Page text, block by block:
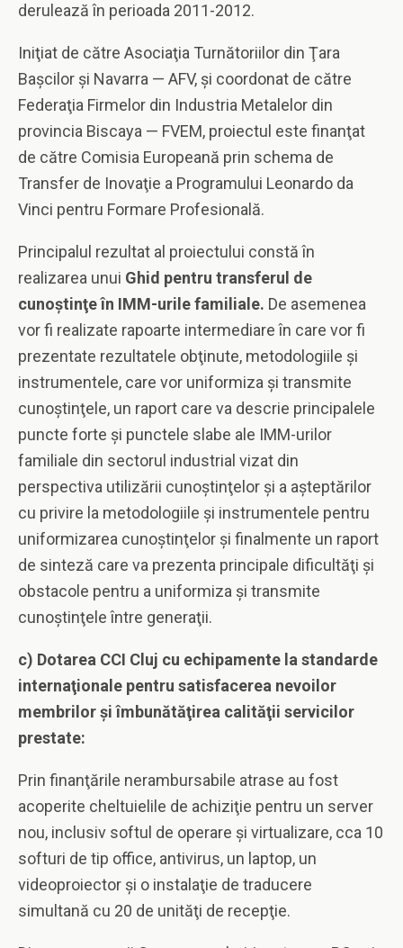
derulează în perioada 2011-2012.
Iniţiat de către Asociaţia Turnătoriilor din Ţara
Başcilor şi Navarra — AFV, şi coordonat de către
Federaţia Firmelor din Industria Metalelor din
provincia Biscaya — FVEM, proiectul este finanţat
de către Comisia Europeană prin schema de
Transfer de Inovaţie a Programului Leonardo da
Vinci pentru Formare Profesională.
Principalul rezultat al proiectului constă în
realizarea unui Ghid pentru transferul de
cunoştinţe în IMM-urile familiale. De asemenea
vor fi realizate rapoarte intermediare în care vor fi
prezentate rezultatele obţinute, metodologiile şi
instrumentele, care vor uniformiza şi transmite
cunoştinţele, un raport care va descrie principalele
puncte forte şi punctele slabe ale IMM-urilor
familiale din sectorul industrial vizat din
perspectiva utilizării cunoştinţelor şi a aşteptărilor
cu privire la metodologiile şi instrumentele pentru
uniformizarea cunoştinţelor şi finalmente un raport
de sinteză care va prezenta principale dificultăţi şi
obstacole pentru a uniformiza şi transmite
cunoştinţele între generaţii.
c) Dotarea CCI Cluj cu echipamente la standarde
internaţionale pentru satisfacerea nevoilor
membrilor şi îmbunătăţirea calităţii servicilor
prestate:
Prin finanţările nerambursabile atrase au fost
acoperite cheltuielile de achiziţie pentru un server
nou, inclusiv softul de operare şi virtualizare, cca 10
softuri de tip office, antivirus, un laptop, un
videoproiector şi o instalaţie de traducere
simultană cu 20 de unităţi de recepţie.